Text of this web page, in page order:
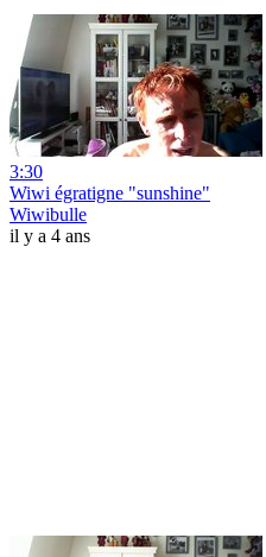
3:30
Wiwi égratigne "sunshine"
Wiwibulle
il y a 4 ans